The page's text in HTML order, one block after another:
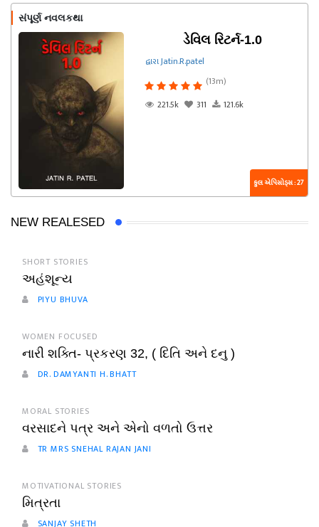
સંપૂર્ણ નવલકથા
ડેવિલ રિટર્ન-1.0
દ્વારા Jatin.R.patel
(13m)
221.5k
311 121.6k
કુલ એપિસોડ્સ : 27
NEW REALESED
SHORT STORIES
અહંશૂન્ય
PIYU BHUVA
WOMEN FOCUSED
નારી શક્તિ- પ્રકરણ 32, ( દિતિ અને દનુ )
DR. DAMYANTI H. BHATT
MORAL STORIES
વરસાદને પત્ર અને એનો વળતો ઉત્તર
TR MRS SNEHAL RAJAN JANI
MOTIVATIONAL STORIES
મિત્રતા
SANJAY SHETH